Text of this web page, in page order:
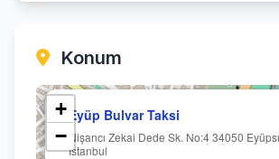
Konum
Eyüp Bulvar Taksi
Nişancı Zekai Dede Sk. No:4 34050
İstanbul
+
−